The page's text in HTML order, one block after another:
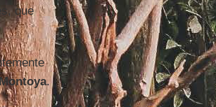
que
.